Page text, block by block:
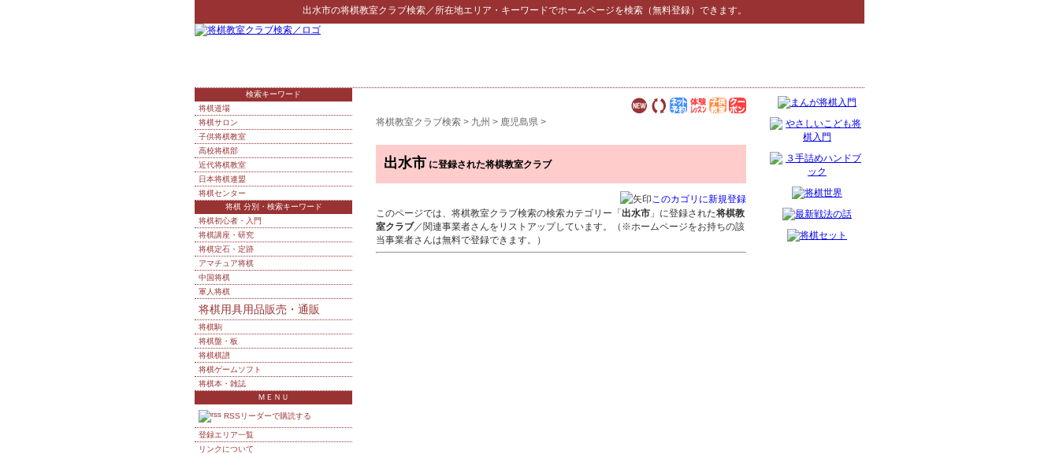
出水市の将棋教室クラブ検索／所在地エリア・キーワードでホームページを検索（無料登録）できます。
将棋教室クラブ検索 > 九州 > 鹿児島県 >
出水市 に登録された将棋教室クラブ
このカゴリに新規登録
このページでは、将棋教室クラブ検索の検索カテゴリー「 出水市 」に登録された将棋教
室クラブ／関連事業者さんをリストアップしています。（※ホームページをお持ちの該
当事業者さんは無料で登録できます。）
検索キーワード
将棋道場
将棋サロン
子供将棋教室
高校将棋部
近代将棋教室
日本将棋連盟
将棋センター
将棋 分別・検索キーワード
将棋初心者・入門
将棋講座・研究
将棋定石・定跡
アマチュア将棋
中国将棋
軍人将棋
将棋用具用品販売・通販
将棋駒
将棋盤・板
将棋棋譜
将棋ゲームソフト
将棋本・雑誌
ＭＥＮＵ
RSSリーダーで購読する
登録エリア一覧
リンクについて